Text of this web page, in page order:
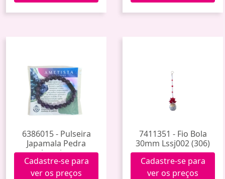
6386015 - Pulseira
Japamala Pedra
Ametista
Cadastre-se para
ver os preços
7411351 - Fio Bola
30mm Lssj002 (306)
Cadastre-se para
ver os preços